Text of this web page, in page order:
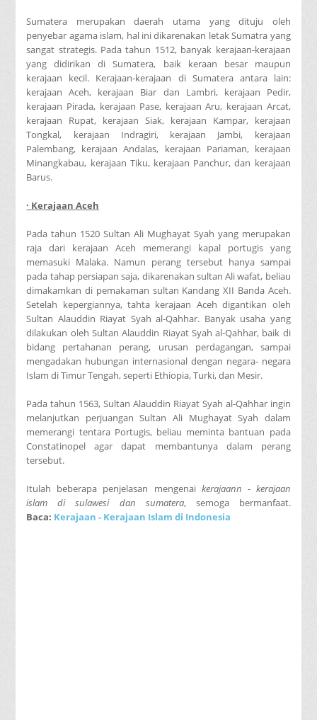
Sumatera merupakan daerah utama yang dituju oleh
penyebar agama islam, hal ini dikarenakan letak Sumatra yang
sangat strategis. Pada tahun 1512, banyak kerajaan-kerajaan
yang didirikan di Sumatera, baik keraan besar maupun
kerajaan kecil. Kerajaan-kerajaan di Sumatera antara lain:
kerajaan Aceh, kerajaan Biar dan Lambri, kerajaan Pedir,
kerajaan Pirada, kerajaan Pase, kerajaan Aru, kerajaan Arcat,
kerajaan Rupat, kerajaan Siak, kerajaan Kampar, kerajaan
Tongkal, kerajaan Indragiri, kerajaan Jambi, kerajaan
Palembang, kerajaan Andalas, kerajaan Pariaman, kerajaan
Minangkabau, kerajaan Tiku, kerajaan Panchur, dan kerajaan
Barus.
· Kerajaan Aceh
Pada tahun 1520 Sultan Ali Mughayat Syah yang merupakan
raja dari kerajaan Aceh memerangi kapal portugis yang
memasuki Malaka. Namun perang tersebut hanya sampai
pada tahap persiapan saja, dikarenakan sultan Ali wafat, beliau
dimakamkan di pemakaman sultan Kandang XII Banda Aceh.
Setelah kepergiannya, tahta kerajaan Aceh digantikan oleh
Sultan Alauddin Riayat Syah al-Qahhar. Banyak usaha yang
dilakukan oleh Sultan Alauddin Riayat Syah al-Qahhar, baik di
bidang pertahanan perang, urusan perdagangan, sampai
mengadakan hubungan internasional dengan negara- negara
Islam di Timur Tengah, seperti Ethiopia, Turki, dan Mesir.
Pada tahun 1563, Sultan Alauddin Riayat Syah al-Qahhar ingin
melanjutkan perjuangan Sultan Ali Mughayat Syah dalam
memerangi tentara Portugis, beliau meminta bantuan pada
Constatinopel agar dapat membantunya dalam perang
tersebut.
Itulah beberapa penjelasan mengenai kerajaann - kerajaan
islam di sulawesi dan sumatera, semoga bermanfaat.
Baca: Kerajaan - Kerajaan Islam di Indonesia